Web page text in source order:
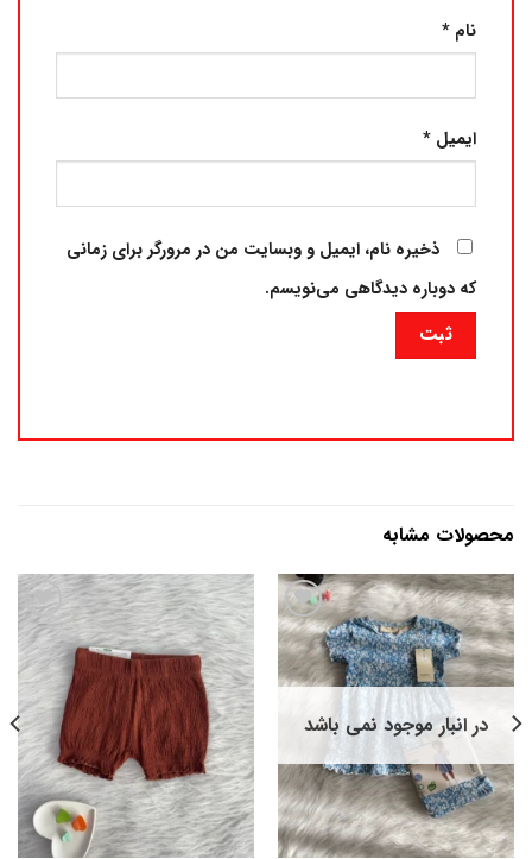
نام *
ایمیل *
ذخیره نام، ایمیل و وبسایت من در مرورگر برای زمانی
که دوباره دیدگاهی می‌نویسم.
محصولات مشابه
افزودن
به
مندیدر انبار موجود نمی باشد
افزودن
به
علاقه
مندی
ها